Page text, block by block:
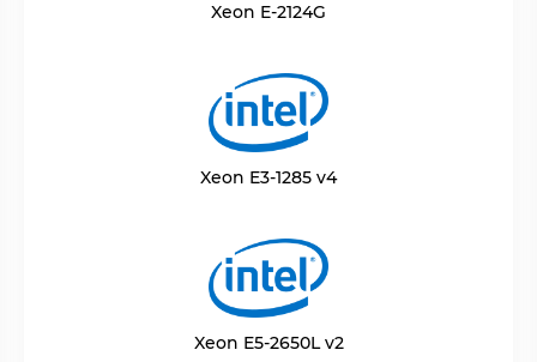
Xeon E-2124G
Xeon E3-1285 v4
Xeon E5-2650L v2